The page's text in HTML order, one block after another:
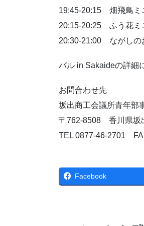
19:45-20:15 畑飛鳥ミ
20:15-20:25 ふう花ミ
20:30-21:00 ながしの
バル in Sakaideの詳細
お問合わせ先
坂出商工会議所青年部
〒762-8508 香川県坂
TEL 0877-46-2701
Facebook